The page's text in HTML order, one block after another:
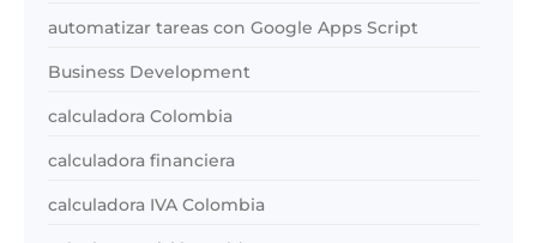
automatizar tareas con Google Apps Script
Business Development
calculadora Colombia
calculadora financiera
calculadora IVA Colombia